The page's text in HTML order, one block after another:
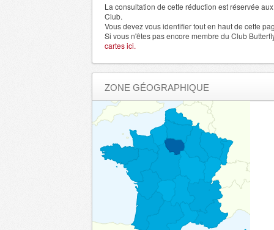
La consultation de cette réduction est réservée
Club.
Vous devez vous identifier tout en haut de cette
Si vous n'êtes pas encore membre du Club
cartes ici.
ZONE GÉOGRAPHIQUE